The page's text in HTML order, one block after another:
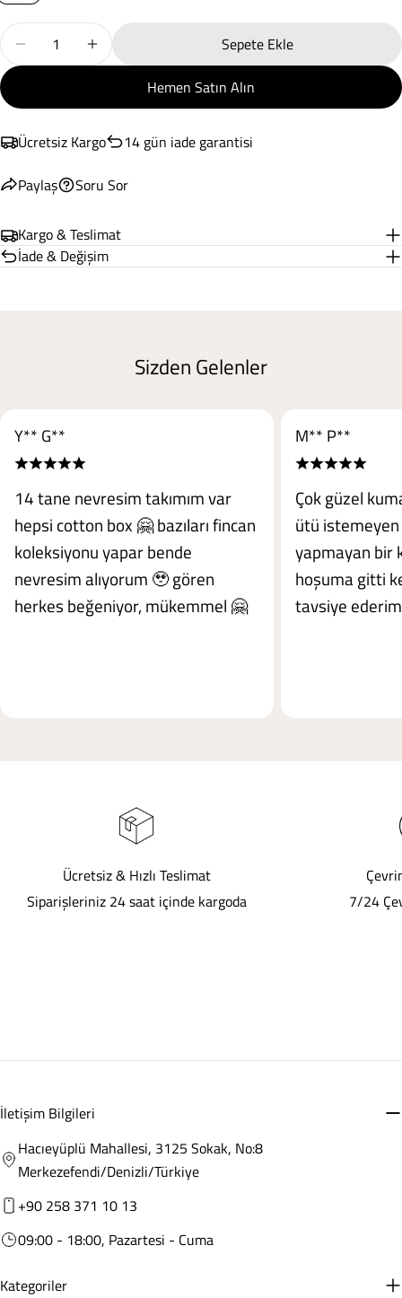
Miktar
Tek Kişilik Nevresim Takımı Nitsa Lacivert Için Miktarı
Tek Kişilik Nevresim Takımı Nitsa Lacivert Için
Sepete Ekle
Hemen Satın Alın
Ücretsiz Kargo
14 gün iade garantisi
Paylaş
Soru Sor
* işaretli alanların doldurulması zorunludur.
Soru Gönder
Kargo & Teslimat
İade & Değişim
Sizden Gelenler
Y** G**
14 tane nevresim takımım var
hepsi cotton box 🤗 bazıları fincan
koleksiyonu yapar bende
nevresim alıyorum 🥹 gören
herkes beğeniyor, mükemmel 🤗
M** P**
Çok güzel
ütü
yapmayan bir
hoşuma gitti
tavsiye ederim
Ücretsiz & Hızlı Teslimat
Siparişleriniz 24 saat içinde kargoda
7/24
İletişim Bilgileri
Hacıeyüplü Mahallesi, 3125 Sokak, No:8
Merkezefendi/Denizli/Türkiye
+90 258 371 10 13
09:00 - 18:00, Pazartesi - Cuma
Kategoriler